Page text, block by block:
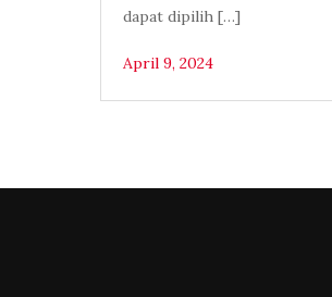
dapat dipilih […]
April 9, 2024